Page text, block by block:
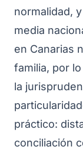
normalidad,
media
en Canarias
familia, por
la
práctico:
conciliación